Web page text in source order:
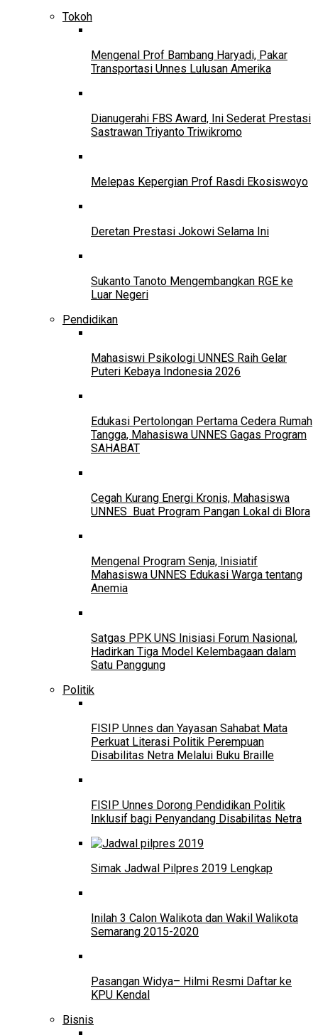
Tokoh
Mengenal Prof Bambang Haryadi, Pakar
Transportasi Unnes Lulusan Amerika
Dianugerahi FBS Award, Ini Sederat Prestasi
Sastrawan Triyanto Triwikromo
Melepas Kepergian Prof Rasdi Ekosiswoyo
Deretan Prestasi Jokowi Selama Ini
Sukanto Tanoto Mengembangkan RGE ke
Luar Negeri
Pendidikan
Mahasiswi Psikologi UNNES Raih Gelar
Puteri Kebaya Indonesia 2026
Edukasi Pertolongan Pertama Cedera Rumah
Tangga, Mahasiswa UNNES Gagas Program
SAHABAT
Cegah Kurang Energi Kronis, Mahasiswa
UNNES Buat Program Pangan Lokal di Blora
Mengenal Program Senja, Inisiatif
Mahasiswa UNNES Edukasi Warga tentang
Anemia
Satgas PPK UNS Inisiasi Forum Nasional,
Hadirkan Tiga Model Kelembagaan dalam
Satu Panggung
Politik
FISIP Unnes dan Yayasan Sahabat Mata
Perkuat Literasi Politik Perempuan
Disabilitas Netra Melalui Buku Braille
FISIP Unnes Dorong Pendidikan Politik
Inklusif bagi Penyandang Disabilitas Netra
Simak Jadwal Pilpres 2019 Lengkap
Inilah 3 Calon Walikota dan Wakil Walikota
Semarang 2015-2020
Pasangan Widya– Hilmi Resmi Daftar ke
KPU Kendal
Bisnis